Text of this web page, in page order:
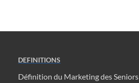
DEFINITIONS
Définition du Marketing des Seniors